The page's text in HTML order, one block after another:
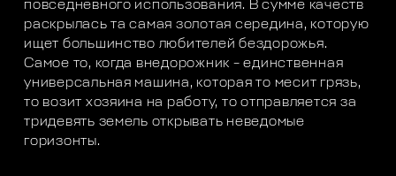
повседневного использования. В сумме качеств
раскрылась та самая золотая середина, которую
ищет большинство любителей бездорожья.
Самое то, когда внедорожник – единственная
универсальная машина, которая то месит грязь,
то возит хозяина на работу, то отправляется за
тридевять земель открывать неведомые
горизонты.